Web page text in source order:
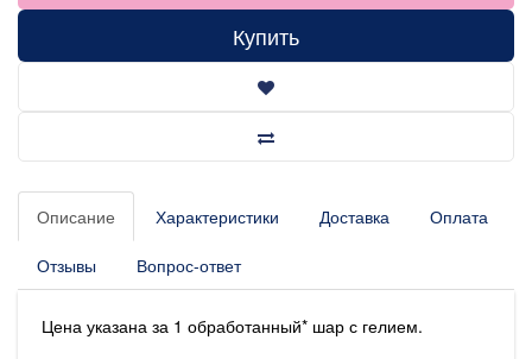
Купить
Описание Характеристики Доставка Оплата
Отзывы Вопрос-ответ
Цена указана за 1 обработанный* шар с гелием.